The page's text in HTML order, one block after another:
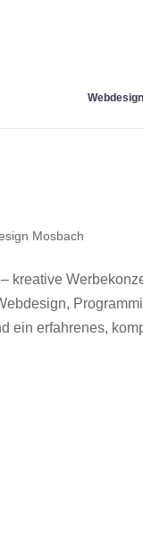
Webdesign
Mosbach
kreative
ein erfahrenes,